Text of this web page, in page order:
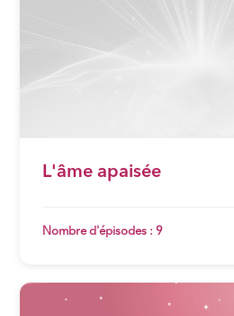
L'âme apaisée
Nombre d'épisodes : 9